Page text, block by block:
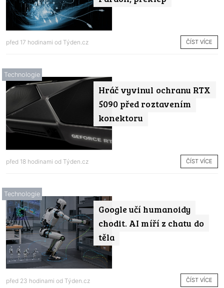
před 17 hodinami od Týden.cz ČÍST VÍCE
Hráč vyvinul ochranu RTX
5090 před roztavením
konektoru
Technologie
před 18 hodinami od Týden.cz ČÍST VÍCE
Google učí humanoidy
chodit. AI míří z chatu do
těla
Technologie
před 23 hodinami od Týden.cz ČÍST VÍCE